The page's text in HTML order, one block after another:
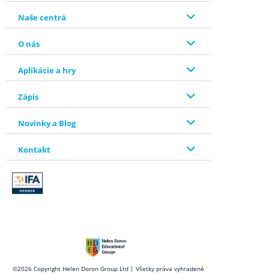
Naše centrá
O nás
Aplikácie a hry
Zápis
Novinky a Blog
Kontakt
©2026 Copyright Helen Doron Group Ltd | Všetky práva vyhradené